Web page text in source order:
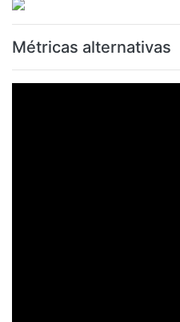
Métricas alternativas